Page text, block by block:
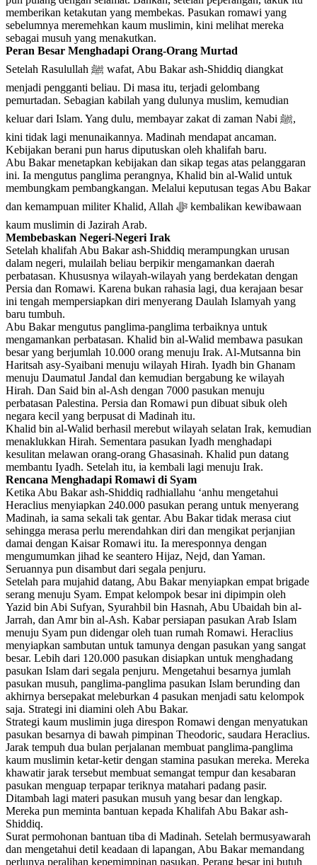
memberikan ketakutan yang membekas. Pasukan romawi yang
sebelumnya meremehkan kaum muslimin, kini melihat mereka
sebagai musuh yang menakutkan.
Peran Besar Menghadapi Orang-Orang Murtad
Setelah Rasulullah ﷺ wafat, Abu Bakar ash-Shiddiq diangkat
menjadi pengganti beliau. Di masa itu, terjadi gelombang
pemurtadan. Sebagian kabilah yang dulunya muslim, kemudian
keluar dari Islam. Yang dulu, membayar zakat di zaman Nabi ﷺ,
kini tidak lagi menunaikannya. Madinah mendapat ancaman.
Kebijakan berani pun harus diputuskan oleh khalifah baru.
Abu Bakar menetapkan kebijakan dan sikap tegas atas pelanggaran
ini. Ia mengutus panglima perangnya, Khalid bin al-Walid untuk
membungkam pembangkangan. Melalui keputusan tegas Abu Bakar
dan kemampuan militer Khalid, Allah ﷻ kembalikan kewibawaan
kaum muslimin di Jazirah Arab.
Membebaskan Negeri-Negeri Irak
Setelah khalifah Abu Bakar ash-Shiddiq merampungkan urusan
dalam negeri, mulailah beliau berpikir mengamankan daerah
perbatasan. Khususnya wilayah-wilayah yang berdekatan dengan
Persia dan Romawi. Karena bukan rahasia lagi, dua kerajaan besar
ini tengah mempersiapkan diri menyerang Daulah Islamyah yang
baru tumbuh.
Abu Bakar mengutus panglima-panglima terbaiknya untuk
mengamankan perbatasan. Khalid bin al-Walid membawa pasukan
besar yang berjumlah 10.000 orang menuju Irak. Al-Mutsanna bin
Haritsah asy-Syaibani menuju wilayah Hirah. Iyadh bin Ghanam
menuju Daumatul Jandal dan kemudian bergabung ke wilayah
Hirah. Dan Said bin al-Ash dengan 7000 pasukan menuju
perbatasan Palestina. Persia dan Romawi pun dibuat sibuk oleh
negara kecil yang berpusat di Madinah itu.
Khalid bin al-Walid berhasil merebut wilayah selatan Irak, kemudian
menaklukkan Hirah. Sementara pasukan Iyadh menghadapi
kesulitan melawan orang-orang Ghasasinah. Khalid pun datang
membantu Iyadh. Setelah itu, ia kembali lagi menuju Irak.
Rencana Menghadapi Romawi di Syam
Ketika Abu Bakar ash-Shiddiq radhiallahu ‘anhu mengetahui
Heraclius menyiapkan 240.000 pasukan perang untuk menyerang
Madinah, ia sama sekali tak gentar. Abu Bakar tidak merasa ciut
sehingga merasa perlu merendahkan diri dan mengikat perjanjian
damai dengan Kaisar Romawi itu. Ia meresponnya dengan
mengumumkan jihad ke seantero Hijaz, Nejd, dan Yaman.
Seruannya pun disambut dari segala penjuru.
Setelah para mujahid datang, Abu Bakar menyiapkan empat brigade
serang menuju Syam. Empat kelompok besar ini dipimpin oleh
Yazid bin Abi Sufyan, Syurahbil bin Hasnah, Abu Ubaidah bin al-
Jarrah, dan Amr bin al-Ash. Kabar persiapan pasukan Arab Islam
menuju Syam pun didengar oleh tuan rumah Romawi. Heraclius
menyiapkan sambutan untuk tamunya dengan pasukan yang sangat
besar. Lebih dari 120.000 pasukan disiapkan untuk menghadang
pasukan Islam dari segala penjuru. Mengetahui besarnya jumlah
pasukan musuh, panglima-panglima pasukan Islam berunding dan
akhirnya bersepakat meleburkan 4 pasukan menjadi satu kelompok
saja. Strategi ini diamini oleh Abu Bakar.
Strategi kaum muslimin juga direspon Romawi dengan menyatukan
pasukan besarnya di bawah pimpinan Theodoric, saudara Heraclius.
Jarak tempuh dua bulan perjalanan membuat panglima-panglima
kaum muslimin ketar-ketir dengan stamina pasukan mereka. Mereka
khawatir jarak tersebut membuat semangat tempur dan kesabaran
pasukan menguap terpapar teriknya matahari padang pasir.
Ditambah lagi materi pasukan musuh yang besar dan lengkap.
Mereka pun meminta bantuan kepada Khalifah Abu Bakar ash-
Shiddiq.
Surat permohonan bantuan tiba di Madinah. Setelah bermusyawarah
dan mengetahui detil keadaan di lapangan, Abu Bakar memandang
perlunya peralihan kepemimpinan pasukan. Perang besar ini butuh